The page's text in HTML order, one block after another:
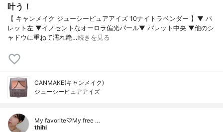
叶う！
【 キャンメイク ジューシーピュアアイズ 10ナイトラベンダー 】▼ パ
レット左 ▼イノセントなオーロラ偏光パール▼ パレット中央 ▼他のシ
ャドウに重ねて濡れ艶…続きを見る
CANMAKE(キャンメイク)
ジューシーピュアアイズ
My favorite♡My free …
thihi